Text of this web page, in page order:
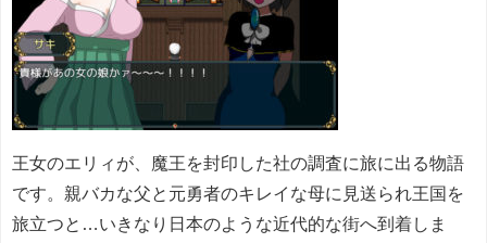
王女のエリィが、魔王を封印した社の調査に旅に出る物語
です。 親バカな父と元勇者のキレイな母に見送られ王国を
旅立つと…いきなり日本のような近代的な街へ到着しま